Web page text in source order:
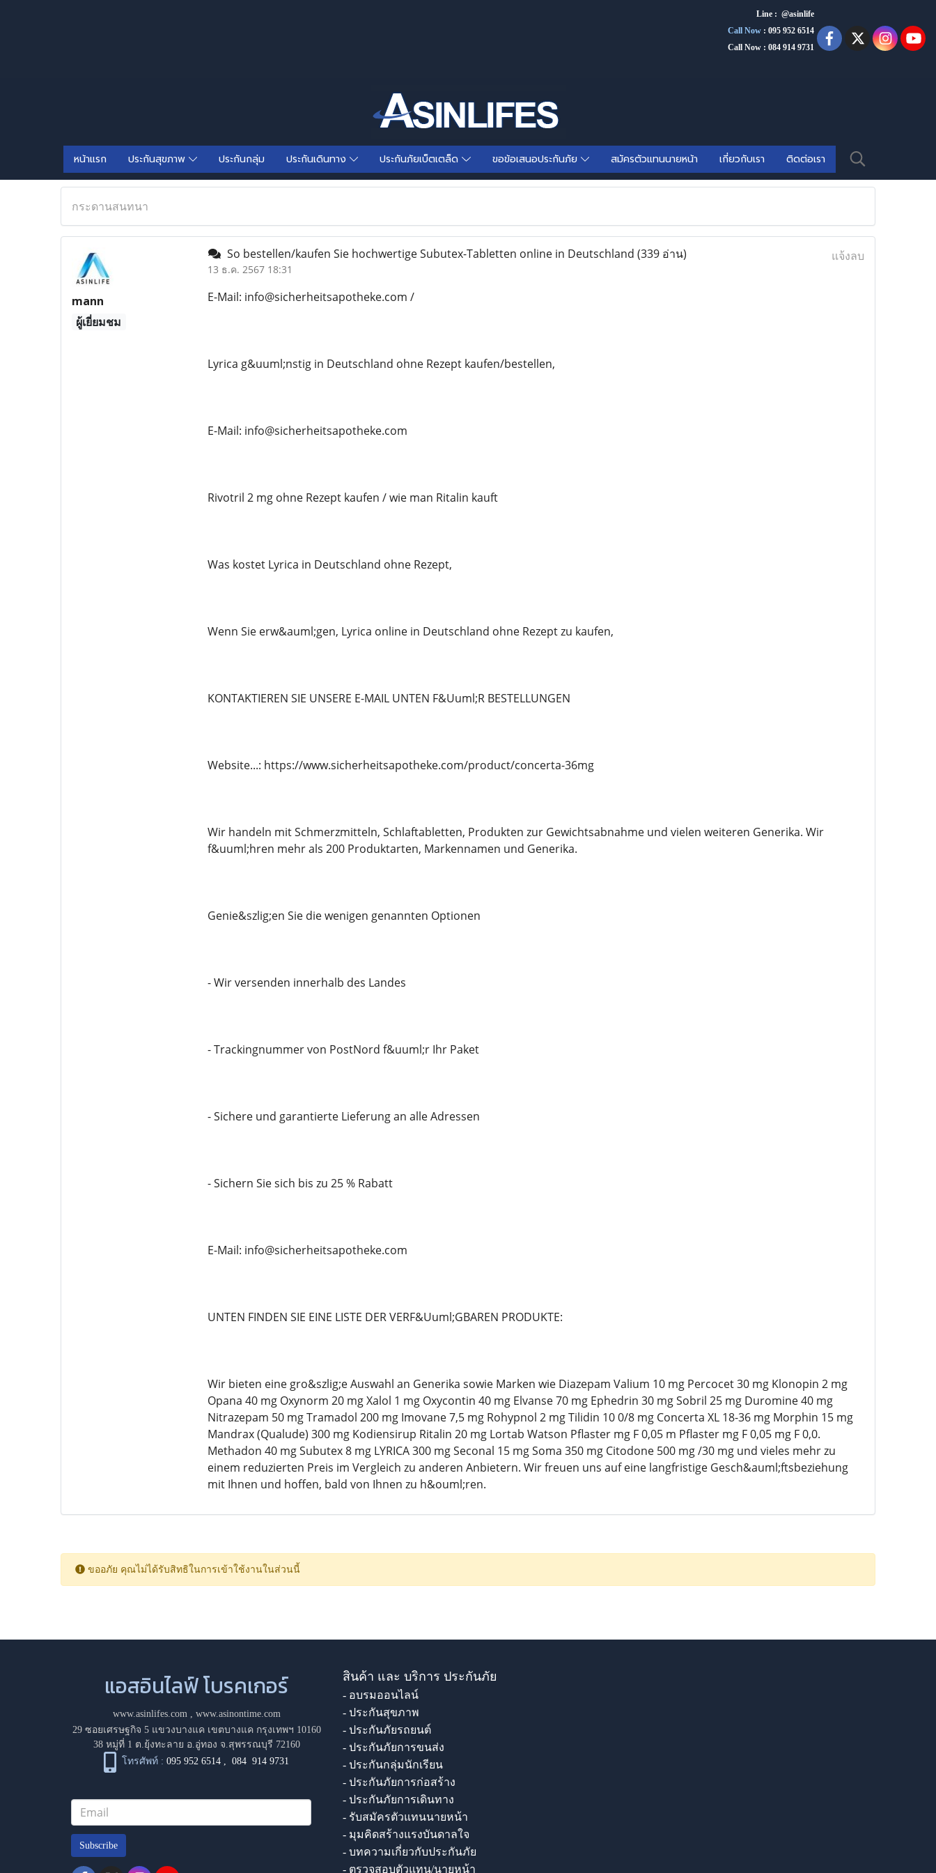
Line : @asinlife
Call Now : 095 952 6514
Call Now : 084 914 9731
หน้าแรก ประกันสุขภาพ ประกันกลุ่ม ประกันเดินทาง ประกันภัยเบ็ตเตล็ด ขอข้อเสนอประกันภัย สมัครตัวแทนนายหน้า เกี่ยวกับเรา ติดต่อเรา
กระดานสนทนา
mann
ผู้เยี่ยมชม
So bestellen/kaufen Sie hochwertige Subutex-Tabletten online in Deutschland (339 อ่าน)
13 ธ.ค. 2567 18:31
แจ้งลบ
E-Mail: info@sicherheitsapotheke.com /
Lyrica g&uuml;nstig in Deutschland ohne Rezept kaufen/bestellen,
E-Mail: info@sicherheitsapotheke.com
Rivotril 2 mg ohne Rezept kaufen / wie man Ritalin kauft
Was kostet Lyrica in Deutschland ohne Rezept,
Wenn Sie erw&auml;gen, Lyrica online in Deutschland ohne Rezept zu kaufen,
KONTAKTIEREN SIE UNSERE E-MAIL UNTEN F&Uuml;R BESTELLUNGEN
Website...: https://www.sicherheitsapotheke.com/product/concerta-36mg
Wir handeln mit Schmerzmitteln, Schlaftabletten, Produkten zur Gewichtsabnahme und vielen weiteren Generika. Wir
f&uuml;hren mehr als 200 Produktarten, Markennamen und Generika.
Genie&szlig;en Sie die wenigen genannten Optionen
- Wir versenden innerhalb des Landes
- Trackingnummer von PostNord f&uuml;r Ihr Paket
- Sichere und garantierte Lieferung an alle Adressen
- Sichern Sie sich bis zu 25 % Rabatt
E-Mail: info@sicherheitsapotheke.com
UNTEN FINDEN SIE EINE LISTE DER VERF&Uuml;GBAREN PRODUKTE:
Wir bieten eine gro&szlig;e Auswahl an Generika sowie Marken wie Diazepam Valium 10 mg Percocet 30 mg Klonopin 2 mg
Opana 40 mg Oxynorm 20 mg Xalol 1 mg Oxycontin 40 mg Elvanse 70 mg Ephedrin 30 mg Sobril 25 mg Duromine 40 mg
Nitrazepam 50 mg Tramadol 200 mg Imovane 7,5 mg Rohypnol 2 mg Tilidin 10 0/8 mg Concerta XL 18-36 mg Morphin 15 mg
Mandrax (Qualude) 300 mg Kodiensirup Ritalin 20 mg Lortab Watson Pflaster mg F 0,05 m Pflaster mg F 0,05 mg F 0,0.
Methadon 40 mg Subutex 8 mg LYRICA 300 mg Seconal 15 mg Soma 350 mg Citodone 500 mg /30 mg und vieles mehr zu
einem reduzierten Preis im Vergleich zu anderen Anbietern. Wir freuen uns auf eine langfristige Gesch&auml;ftsbeziehung
mit Ihnen und hoffen, bald von Ihnen zu h&ouml;ren.
ขออภัย คุณไม่ได้รับสิทธิในการเข้าใช้งานในส่วนนี้
แอสอินไลฟ์ โบรคเกอร์
www.asinlifes.com, www.asinontime.com
29 ซอยเศรษฐกิจ 5 แขวงบางแค เขตบางแค กรุงเทพฯ 10160
38 หมู่ที่ 1 ต.ยุ้งทะลาย อ.อู่ทอง จ.สุพรรณบุรี 72160
โทรศัพท์ : 095 952 6514 ,084 914 9731
Subscribe
สินค้า และ บริการ ประกันภัย
- อบรมออนไลน์
- ประกันสุขภาพ
- ประกันภัยรถยนต์
- ประกันภัยการขนส่ง
- ประกันกลุ่มนักเรียน
- ประกันภัยการก่อสร้าง
- ประกันภัยการเดินทาง
- รับสมัครตัวแทนนายหน้า
- มุมคิดสร้างแรงบันดาลใจ
- บทความเกี่ยวกับประกันภัย
- ตรวจสอบตัวแทน/นายหน้า